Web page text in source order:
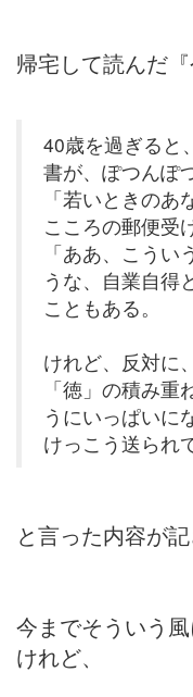
帰宅して読んだ『
40歳を過ぎると
書が、ぽつんぽ
「若いときのあ
こころの郵便受
「ああ、こう
うな、自業自得
こともある。
けれど、反対に
「徳」の積み
うにいっぱいに
けっこう送られ
と言った内容が記
今までそういう
けれど、